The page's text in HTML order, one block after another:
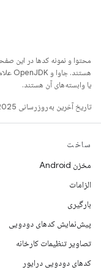
محتوا و نمونه کدها در این
یا وابسته‌های آن هستند.
تاریخ آخرین به‌روزرسانی 2025-07-29 به‌وقت ساعت هماهنگ جهانی.
ساخت
مخزن Android
الزامات
بارگیری
پیش‌نمایش کدهای دودویی
تصاویر تنظیمات کارخانه
کدهای دودویی درایور